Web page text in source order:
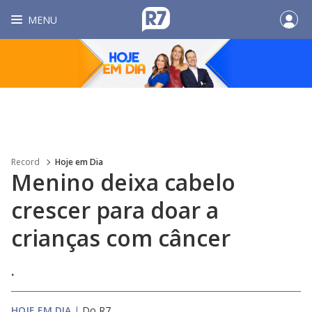
MENU
Record Hoje em Dia
Menino deixa cabelo
crescer para doar a
crianças com câncer
.